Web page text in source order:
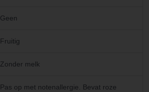
Geen
Fruitig
Zonder melk
Pas op met notenallergie. Bevat roze